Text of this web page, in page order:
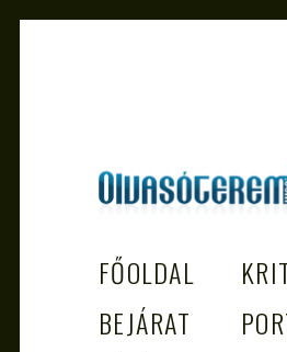
EGÉSZSÉGES
FŐOLDAL
BEJÁRAT